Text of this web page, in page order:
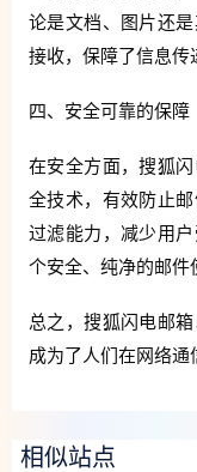
论是文档、图片还
接收，保障了信息传
四、安全可靠的保障
在安全方面，搜狐
全技术，有效防止
过滤能力，减少用
个安全、纯净的邮件
总之，搜狐闪电邮
成为了人们在网络通
相似站点